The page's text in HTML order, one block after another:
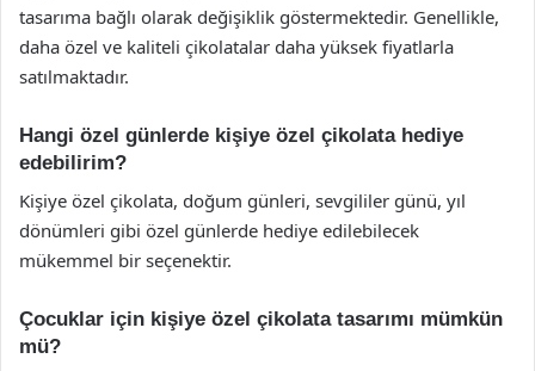
tasarıma bağlı olarak değişiklik göstermektedir. Genellikle,
daha özel ve kaliteli çikolatalar daha yüksek fiyatlarla
satılmaktadır.
Hangi özel günlerde kişiye özel çikolata hediye
edebilirim?
Kişiye özel çikolata, doğum günleri, sevgililer günü, yıl
dönümleri gibi özel günlerde hediye edilebilecek
mükemmel bir seçenektir.
Çocuklar için kişiye özel çikolata tasarımı mümkün
mü?